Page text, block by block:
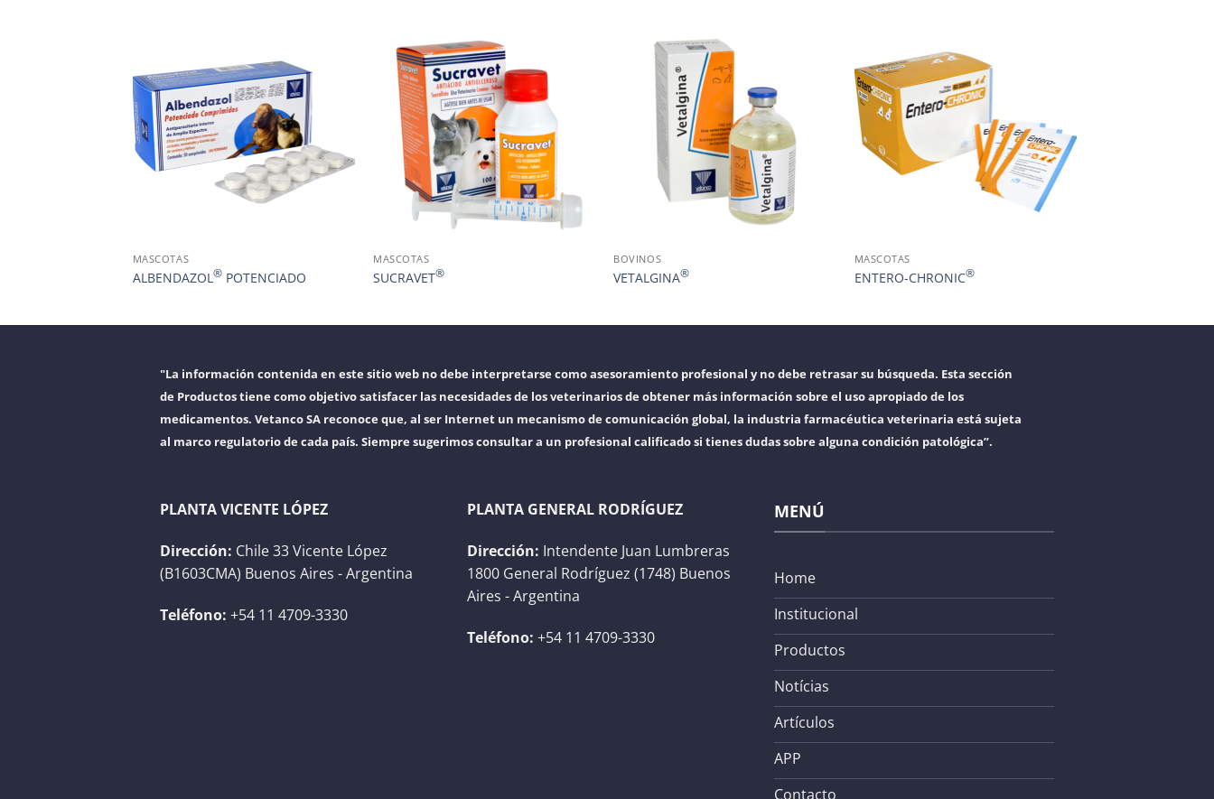
MASCOTAS
ALBENDAZOL®POTENCIADO
MASCOTAS
SUCRAVET®
BOVINOS
VETALGINA®
MASCOTAS
ENTERO-CHRONIC®
"La información contenida en este sitio web no debe interpretarse como asesoramiento profesional y no debe retrasar su búsqueda. Esta sección
de Productos tiene como objetivo satisfacer las necesidades de los veterinarios de obtener más información sobre el uso apropiado de los
medicamentos. Vetanco SA reconoce que, al ser Internet un mecanismo de comunicación global, la industria farmacéutica veterinaria está sujeta
al marco regulatorio de cada país. Siempre sugerimos consultar a un profesional calificado si tienes dudas sobre alguna condición patológica”.
PLANTA VICENTE LÓPEZ
Dirección: Chile 33 Vicente López
(B1603CMA) Buenos Aires - Argentina
Teléfono: +54 11 4709-3330
PLANTA GENERAL RODRÍGUEZ
Dirección: Intendente Juan Lumbreras
1800 General Rodríguez (1748) Buenos
Aires - Argentina
Teléfono: +54 11 4709-3330
MENÚ
Home
Institucional
Productos
Notícias
Artículos
APP
Contacto